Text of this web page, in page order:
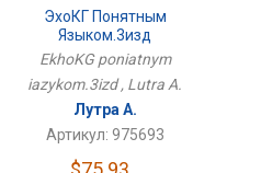
ЭхоКГ Понятным
Языком.3изд
EkhoKG poniatnym
iazykom.3izd , Lutra A.
Лутра А.
Артикул: 975693